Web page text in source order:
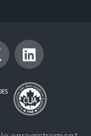
L
i
k
e
d